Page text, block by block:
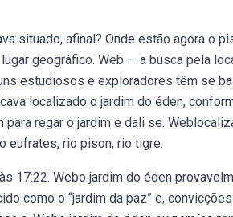
situado, afinal? Onde estão agora o
geográfico. Web — a busca pela
estudiosos e exploradores têm se
localizado o jardim do éden,
para regar o jardim e dali se.
eufrates, rio pison, rio tigre.
17:22. Webo jardim do éden
como o “jardim da paz” e,